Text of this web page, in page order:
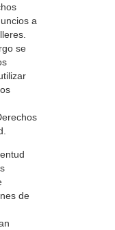
a
se
de